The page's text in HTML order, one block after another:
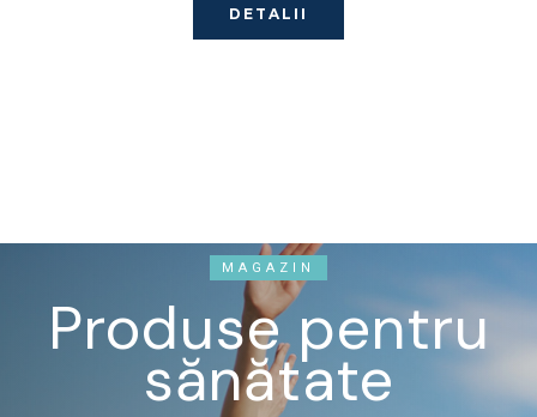
DETALII
MAGAZIN
Produse pentru
sănătate